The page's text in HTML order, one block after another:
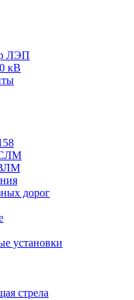
ЛЭП
кВ
дорог
установки
стрела